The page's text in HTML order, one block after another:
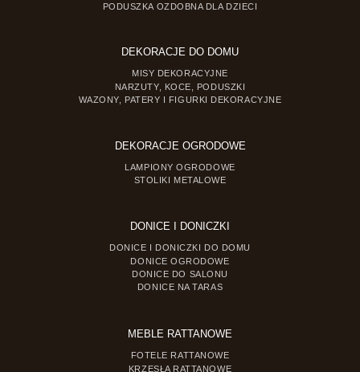
PODUSZKA OZDOBNA DLA DZIECI
DEKORACJE DO DOMU
MISY DEKORACYJNE
NARZUTY, KOCE, PODUSZKI
WAZONY, PATERY I FIGURKI DEKORACYJNE
DEKORACJE OGRODOWE
LAMPIONY OGRODOWE
STOLIKI METALOWE
DONICE I DONICZKI
DONICE I DONICZKI DO DOMU
DONICE OGRODOWE
DONICE DO SALONU
DONICE NA TARAS
MEBLE RATTANOWE
FOTELE RATTANOWE
KRZESŁA RATTANOWE